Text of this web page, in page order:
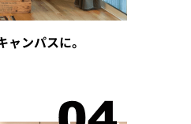
ンパスに。